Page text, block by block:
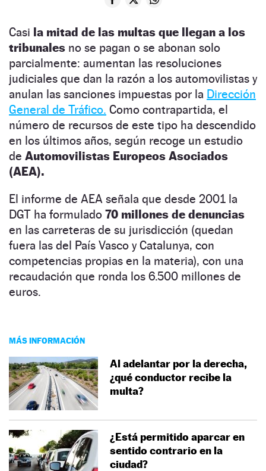
Casi la mitad de las multas que llegan a los
tribunales no se pagan o se abonan solo
parcialmente: aumentan las resoluciones
judiciales que dan la razón a los automovilistas y
anulan las sanciones impuestas por la Dirección
General de Tráfico. Como contrapartida, el
número de recursos de este tipo ha descendido
en los últimos años, según recoge un estudio
de Automovilistas Europeos Asociados
(AEA).
El informe de AEA señala que desde 2001 la
DGT ha formulado 70 millones de denuncias
en las carreteras de su jurisdicción (quedan
fuera las del País Vasco y Catalunya, con
competencias propias en la materia), con una
recaudación que ronda los 6.500 millones de
euros.
MÁS INFORMACIÓN
Al adelantar por la derecha,
¿qué conductor recibe la
multa?
¿Está permitido aparcar en
sentido contrario en la
ciudad?